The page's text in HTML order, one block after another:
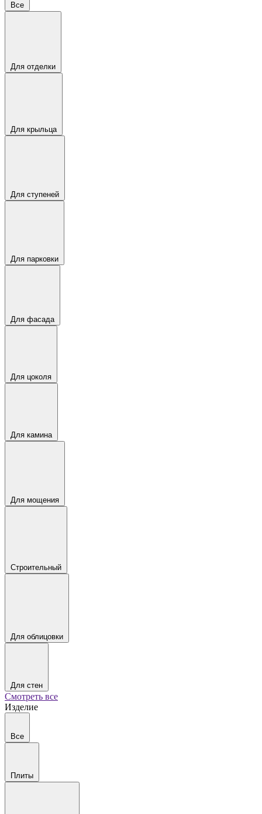
Все
Для отделки
Для крыльца
Для ступеней
Для парковки
Для фасада
Для цоколя
Для камина
Для мощения
Строительный
Для облицовки
Для стен
Смотреть все
Изделие
Все
Плиты